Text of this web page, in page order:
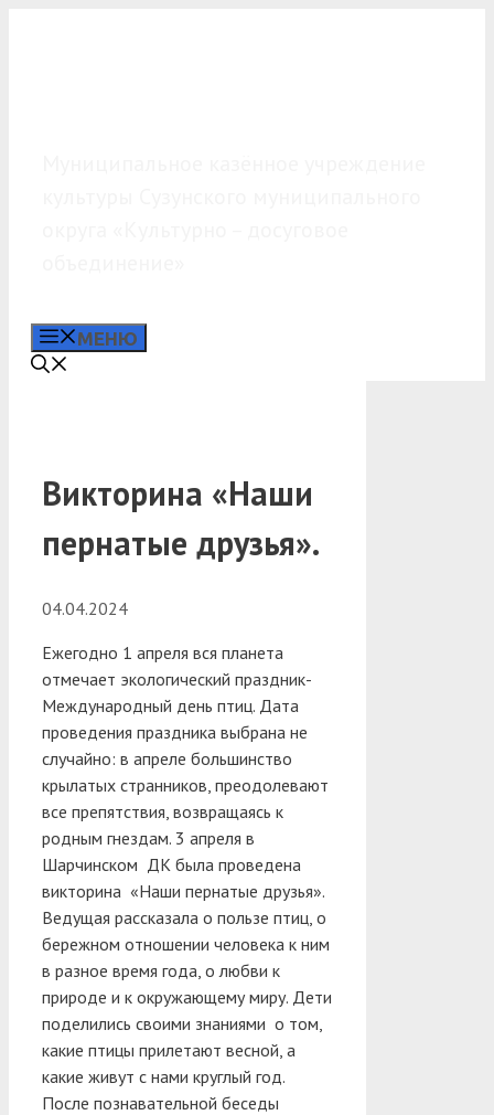
МЕНЮ
Викторина «Наши
пернатые друзья».
04.04.2024
Ежегодно 1 апреля вся планета
отмечает экологический праздник-
Международный день птиц. Дата
проведения праздника выбрана не
случайно: в апреле большинство
крылатых странников, преодолевают
все препятствия, возвращаясь к
родным гнездам. 3 апреля в
Шарчинском ДК была проведена
викторина «Наши пернатые друзья».
Ведущая рассказала о пользе птиц, о
бережном отношении человека к ним
в разное время года, о любви к
природе и к окружающему миру. Дети
поделились своими знаниями о том,
какие птицы прилетают весной, а
какие живут с нами круглый год.
После познавательной беседы